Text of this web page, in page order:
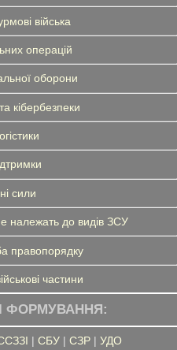
війська
операцій
оборони
кібербезпеки
сили
належать до видів ЗСУ
правопорядку
частини
ФОРМУВАННЯ:
| СБУ| СЗР| УДО